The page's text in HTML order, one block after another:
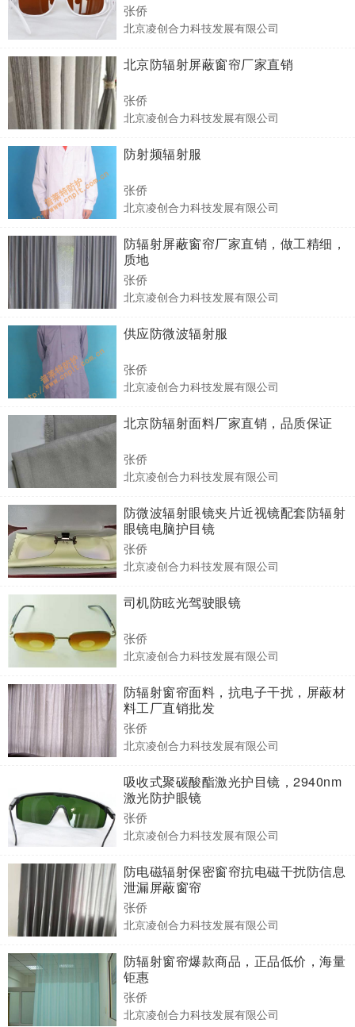
张侨
北京凌创合力科技发展有限公司
北京防辐射屏蔽窗帘厂家直销
张侨
北京凌创合力科技发展有限公司
防射频辐射服
张侨
北京凌创合力科技发展有限公司
防辐射屏蔽窗帘厂家直销，做工精细，
质地
张侨
北京凌创合力科技发展有限公司
供应防微波辐射服
张侨
北京凌创合力科技发展有限公司
北京防辐射面料厂家直销，品质保证
张侨
北京凌创合力科技发展有限公司
防微波辐射眼镜夹片近视镜配套防辐射
眼镜电脑护目镜
张侨
北京凌创合力科技发展有限公司
司机防眩光驾驶眼镜
张侨
北京凌创合力科技发展有限公司
防辐射窗帘面料，抗电子干扰，屏蔽材
料工厂直销批发
张侨
北京凌创合力科技发展有限公司
吸收式聚碳酸酯激光护目镜，2940nm
激光防护眼镜
张侨
北京凌创合力科技发展有限公司
防电磁辐射保密窗帘抗电磁干扰防信息
泄漏屏蔽窗帘
张侨
北京凌创合力科技发展有限公司
防辐射窗帘爆款商品，正品低价，海量
钜惠
张侨
北京凌创合力科技发展有限公司